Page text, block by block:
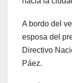
A bordo del
esposa del
Directivo
Páez.